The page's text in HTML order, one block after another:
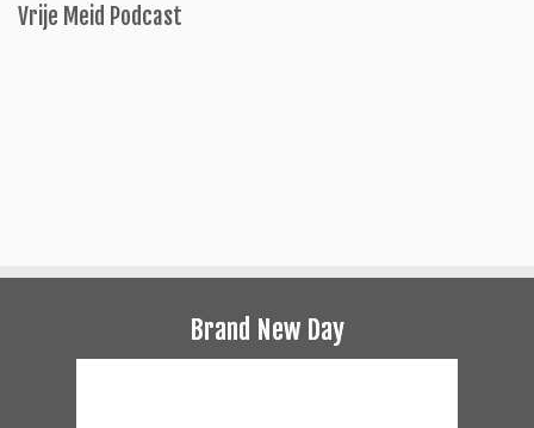
Vrije Meid Podcast
Brand New Day